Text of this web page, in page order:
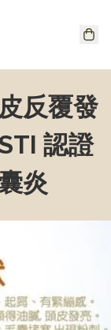
反覆發
認證
炎